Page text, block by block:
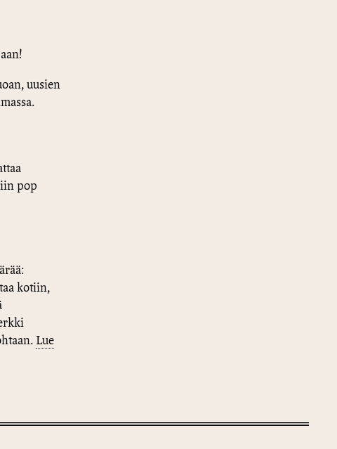
uusien
pop
kotiin,
Lue